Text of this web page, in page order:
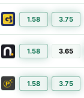
1.58 3.75
1.58 3.65
1.58 3.75